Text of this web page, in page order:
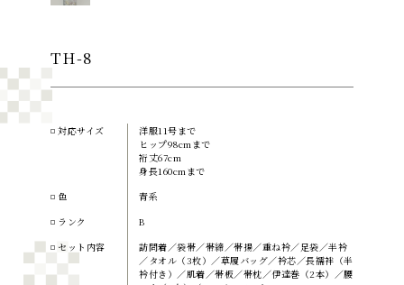
TH-8
対応サイズ
洋服11号まで
ヒップ98cmまで
裄丈67cm
身長160cmまで
色
青系
ランク
B
セット内容
訪問着／袋帯／帯締／帯揚／重ね衿／足袋／半衿
／タオル（3枚）／草履バッグ／衿芯／長襦袢（半
衿付き）／肌着／帯板／帯枕／伊達巻（2本）／腰